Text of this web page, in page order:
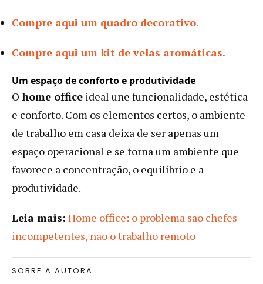
Compre aqui um quadro decorativo.
Compre aqui um kit de velas aromáticas.
Um espaço de conforto e produtividade
O home office ideal une funcionalidade, estética
e conforto. Com os elementos certos, o ambiente
de trabalho em casa deixa de ser apenas um
espaço operacional e se torna um ambiente que
favorece a concentração, o equilíbrio e a
produtividade.
Leia mais: Home office: o problema são chefes
incompetentes, não o trabalho remoto
SOBRE A AUTORA